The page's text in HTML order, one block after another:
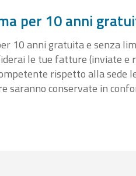
per 10 anni
10 anni gratuita e senza
le tue fatture (inviate e
rispetto alla sede
saranno conservate in